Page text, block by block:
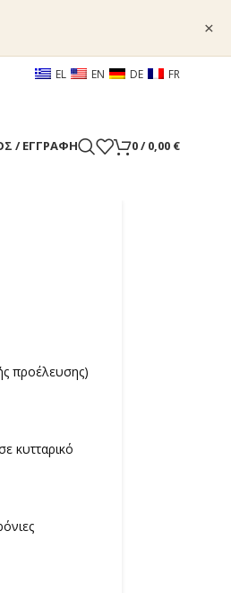
×
EL EN DE FR
/ ΕΓΓΡΑΦΉ 0/ 0,00 €
προέλευσης)
κυτταρικό